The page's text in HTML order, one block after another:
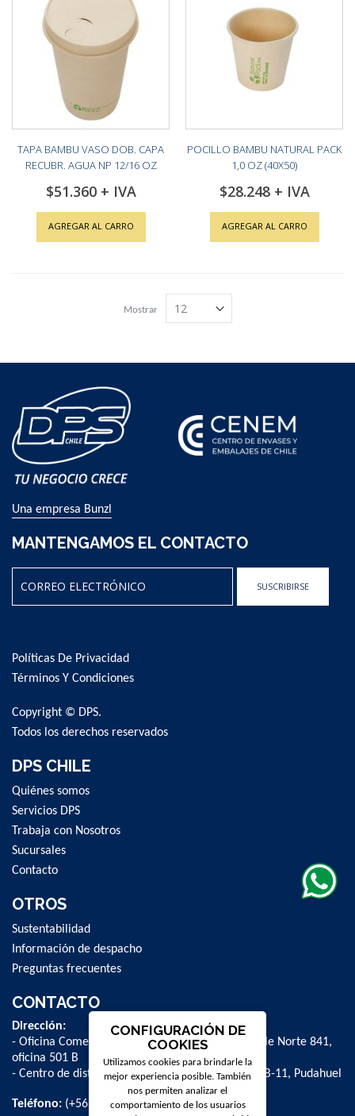
TAPA BAMBU VASO DOB. CAPA
RECUBR. AGUA NP 12/16 OZ
$51.360
AGREGAR AL CARRO
POCILLO BAMBU NATURAL PACK
1,0 OZ (40X50)
$28.248
AGREGAR AL CARRO
Mostrar
Una empresa Bunzl
MANTENGAMOS EL CONTACTO
Our
Newsletter:
SUSCRIBIRSE
Políticas De Privacidad
Términos Y Condiciones
Copyright © DPS.
Todos los derechos reservados
DPS CHILE
Quiénes somos
Servicios DPS
Trabaja con Nosotros
Sucursales
Contacto
OTROS
Sustentabilidad
Información de despacho
Preguntas frecuentes
CONTACTO
Dirección:
- Oficina Comercial y administrativa: Avenida Valle Norte 841,
oficina 501 B
- Centro de distribución: La Farfana 500, bodega B-11, Pudahuel
Teléfono: (+56 2) 2 584 8900
CONFIGURACIÓN DE
COOKIES
Utilizamos cookies para brindarle la
mejor experiencia posible. También
nos permiten analizar el
comportamiento de los usuarios